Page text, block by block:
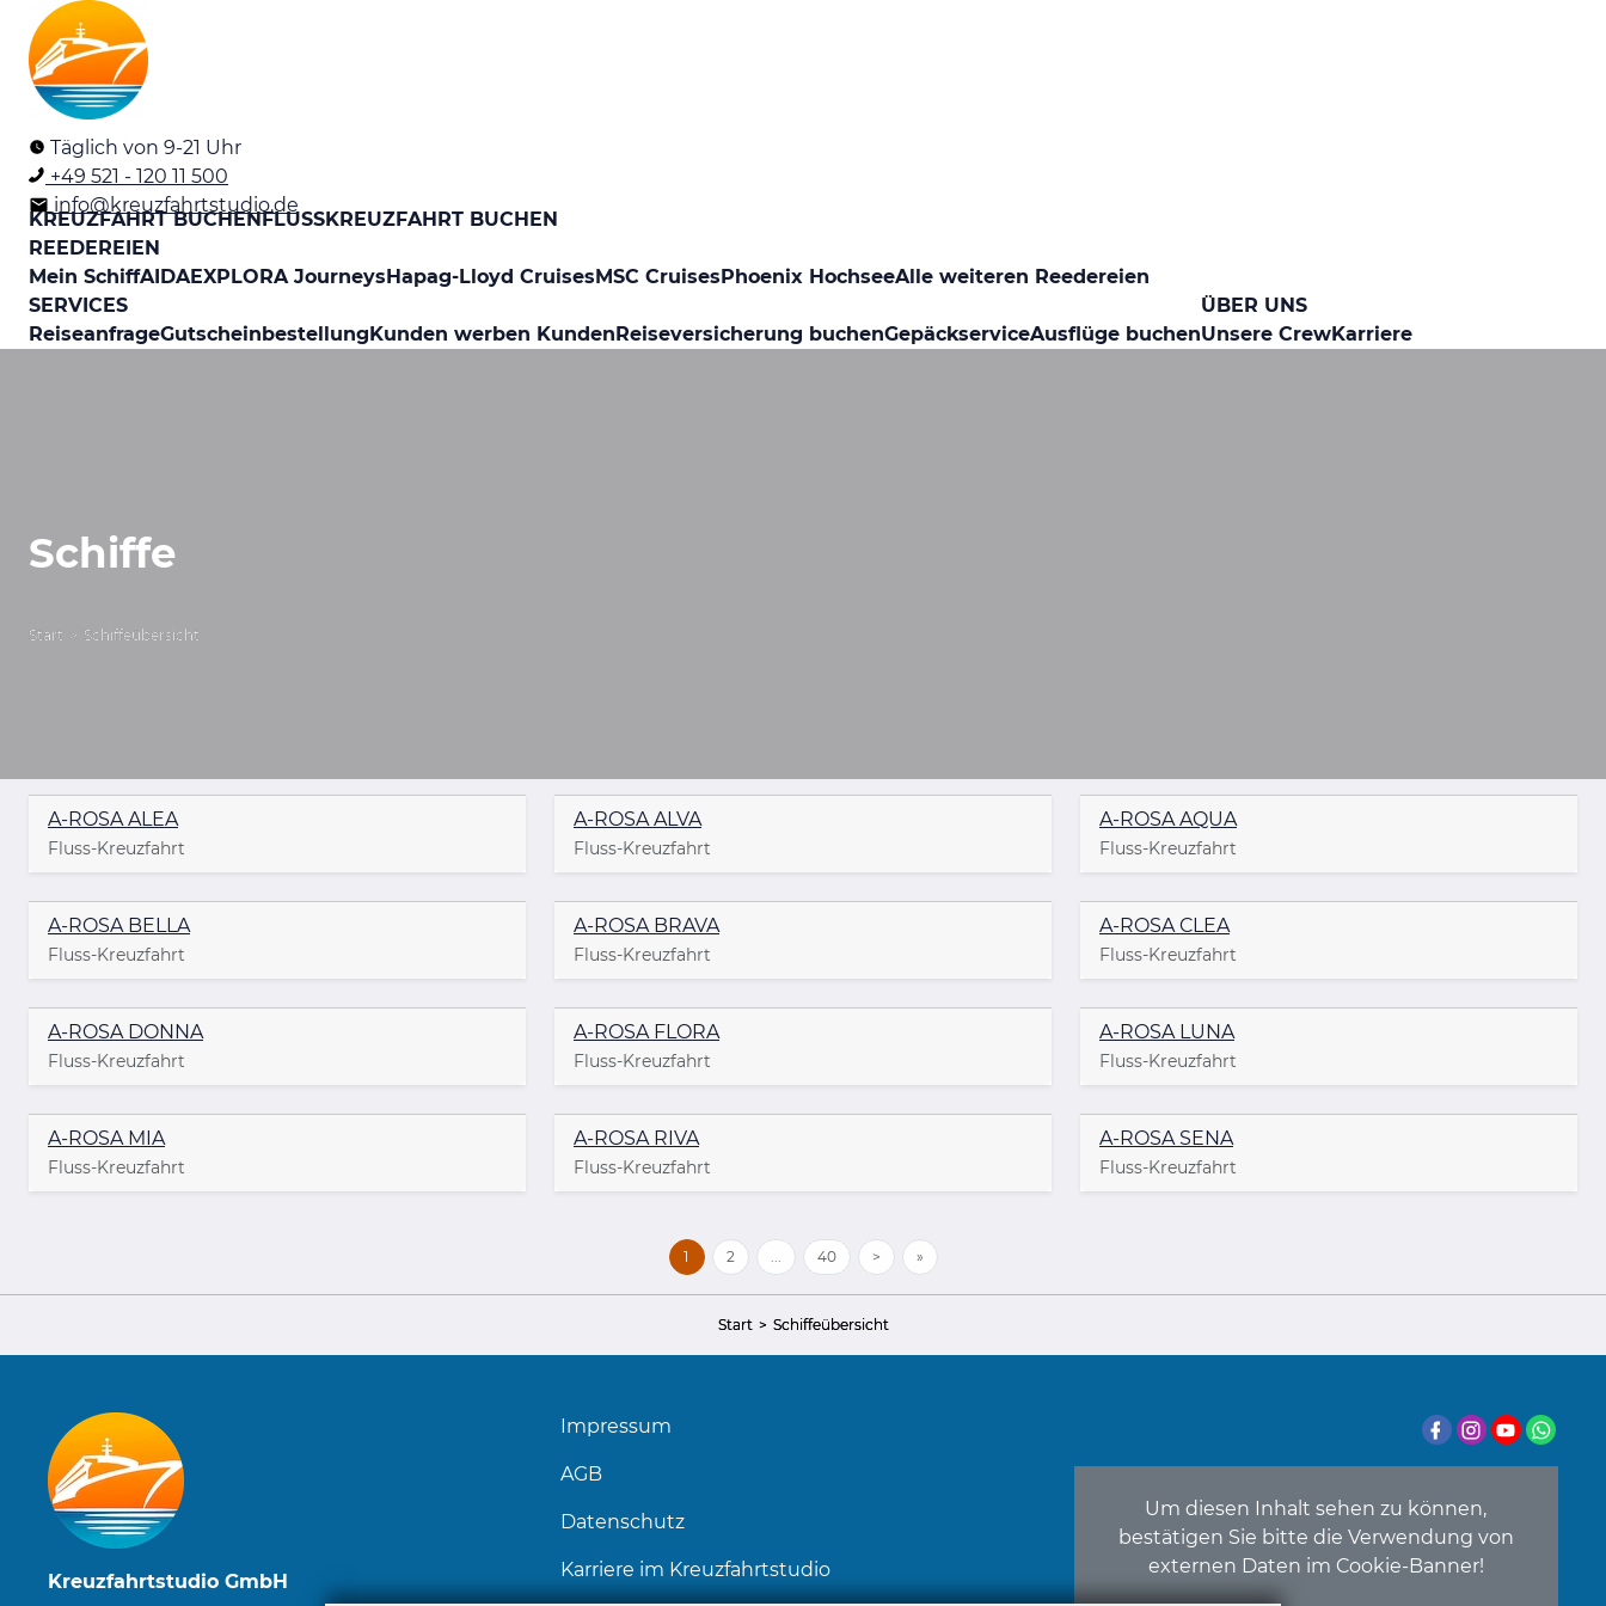
Täglich von 9-21 Uhr
+49 521 - 120 11 500
info@kreuzfahrtstudio.de
KREUZFAHRT BUCHENFLUSSKREUZFAHRT BUCHEN
REEDEREIEN
Mein SchiffAIDAEXPLORA JourneysHapag-Lloyd CruisesMSC CruisesPhoenix HochseeAlle weiteren Reedereien
SERVICES
ReiseanfrageGutscheinbestellungKunden werben KundenReiseversicherung buchenGepäckserviceAusflüge buchen
ÜBER UNS
Unsere CrewKarriere
Schiffe
Start Schiffeübersicht
A-ROSA ALEA
Fluss-Kreuzfahrt
A-ROSA ALVA
Fluss-Kreuzfahrt
A-ROSA AQUA
Fluss-Kreuzfahrt
A-ROSA BELLA
Fluss-Kreuzfahrt
A-ROSA BRAVA
Fluss-Kreuzfahrt
A-ROSA CLEA
Fluss-Kreuzfahrt
A-ROSA DONNA
Fluss-Kreuzfahrt
A-ROSA FLORA
Fluss-Kreuzfahrt
A-ROSA LUNA
Fluss-Kreuzfahrt
A-ROSA MIA
Fluss-Kreuzfahrt
A-ROSA RIVA
Fluss-Kreuzfahrt
A-ROSA SENA
Fluss-Kreuzfahrt
1 2 ... 40 > »
Start Schiffeübersicht
Kreuzfahrtstudio GmbH
Impressum
AGB
Datenschutz
Karriere im Kreuzfahrtstudio
Um diesen Inhalt sehen zu können,
bestätigen Sie bitte die Verwendung von
externen Daten im Cookie-Banner!